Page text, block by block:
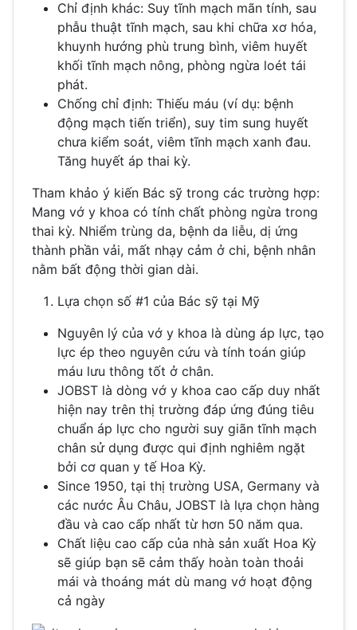
Chỉ định khác: Suy tĩnh mạch mãn tính, sau
phẫu thuật tĩnh mạch, sau khi chữa xơ hóa,
khuynh hướng phù trung bình, viêm huyết
khối tĩnh mạch nông, phòng ngừa loét tái
phát.
Chống chỉ định: Thiếu máu (ví dụ: bệnh
động mạch tiến triển), suy tim sung huyết
chưa kiểm soát, viêm tĩnh mạch xanh đau.
Tăng huyết áp thai kỳ.
Tham khảo ý kiến Bác sỹ trong các trường hợp:
Mang vớ y khoa có tính chất phòng ngừa trong
thai kỳ. Nhiểm trùng da, bệnh da liễu, dị ứng
thành phần vải, mất nhạy cảm ở chi, bệnh nhân
nằm bất động thời gian dài.
Lựa chọn số #1 của Bác sỹ tại Mỹ
Nguyên lý của vớ y khoa là dùng áp lực, tạo
lực ép theo nguyên cứu và tính toán giúp
máu lưu thông tốt ở chân.
JOBST là dòng vớ y khoa cao cấp duy nhất
hiện nay trên thị trường đáp ứng đúng tiêu
chuẩn áp lực cho người suy giãn tĩnh mạch
chân sử dụng được qui định nghiêm ngặt
bởi cơ quan y tế Hoa Kỳ.
Since 1950, tại thị trường USA, Germany và
các nước Âu Châu, JOBST là lựa chọn hàng
đầu và cao cấp nhất từ hơn 50 năm qua.
Chất liệu cao cấp của nhà sản xuất Hoa Kỳ
sẽ giúp bạn sẽ cảm thấy hoàn toàn thoải
mái và thoáng mát dù mang vớ hoạt động
cả ngày